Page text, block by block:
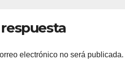
electrónico no será publicada.